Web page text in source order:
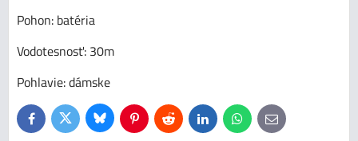
Pohon: batéria
Vodotesnosť: 30m
Pohlavie: dámske
FacebookTwitterBlueskyPinterestReddit LinkedInWhatsApp
E-
mail